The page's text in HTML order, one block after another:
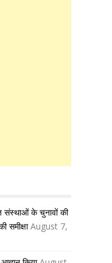
संस्थाओं के चुनावों की
समीक्षा August 7,